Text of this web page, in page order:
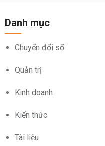
Danh mục
Chuyển đổi số
Quản trị
Kinh doanh
Kiến thức
Tài liệu